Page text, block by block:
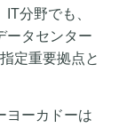
分野でも、
ータセンター
定重要拠点と
ヨーカドーは